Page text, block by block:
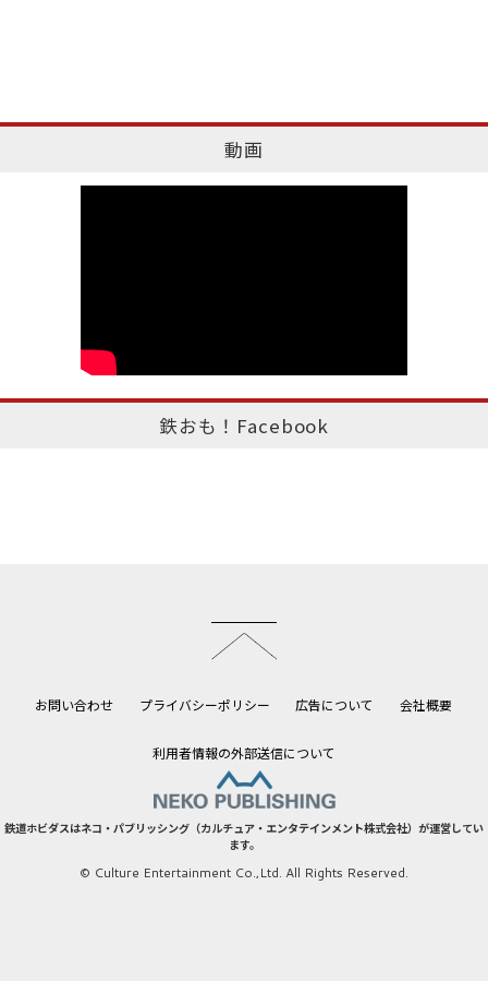
動画
鉄おも！Facebook
お問い合わせ プライバシーポリシー 広告について 会社概要
利用者情報の外部送信について
鉄道ホビダスはネコ・パブリッシング（カルチュア・エンタテインメント株式会社）が運営してい
ます。
© Culture Entertainment Co.,Ltd. All Rights Reserved.